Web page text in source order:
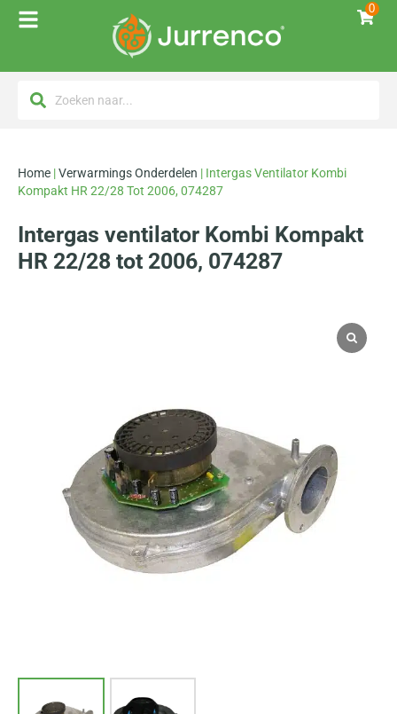
0
Home |Verwarmings Onderdelen | Intergas Ventilator Kombi
Kompakt HR 22/28 Tot 2006, 074287
Intergas ventilator Kombi Kompakt
HR 22/28 tot 2006, 074287